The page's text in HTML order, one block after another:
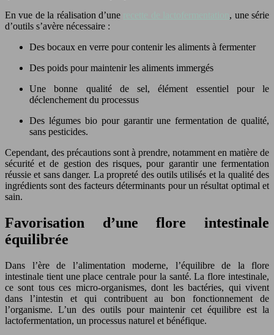
En vue de la réalisation d’une
, une série
d’outils s’avère nécessaire :
Des bocaux en verre pour contenir les aliments à fermenter
Des poids pour maintenir les aliments immergés
Une bonne qualité de sel, élément essentiel pour le
déclenchement du processus
Des légumes bio pour garantir une fermentation de qualité,
sans pesticides.
Cependant, des précautions sont à prendre, notamment en matière de
sécurité et de gestion des risques, pour garantir une fermentation
réussie et sans danger. La propreté des outils utilisés et la qualité des
ingrédients sont des facteurs déterminants pour un résultat optimal et
sain.
Favorisation d’une flore intestinale
équilibrée
Dans l’ère de l’alimentation moderne, l’équilibre de la flore
intestinale tient une place centrale pour la santé. La flore intestinale,
ce sont tous ces micro-organismes, dont les bactéries, qui vivent
dans l’intestin et qui contribuent au bon fonctionnement de
l’organisme. L’un des outils pour maintenir cet équilibre est la
lactofermentation, un processus naturel et bénéfique.